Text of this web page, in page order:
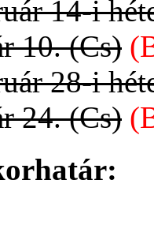
14-i
10. (Cs)
28-i
24. (Cs)